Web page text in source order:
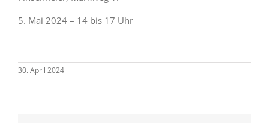
5. Mai 2024 – 14 bis 17 Uhr
30. April 2024